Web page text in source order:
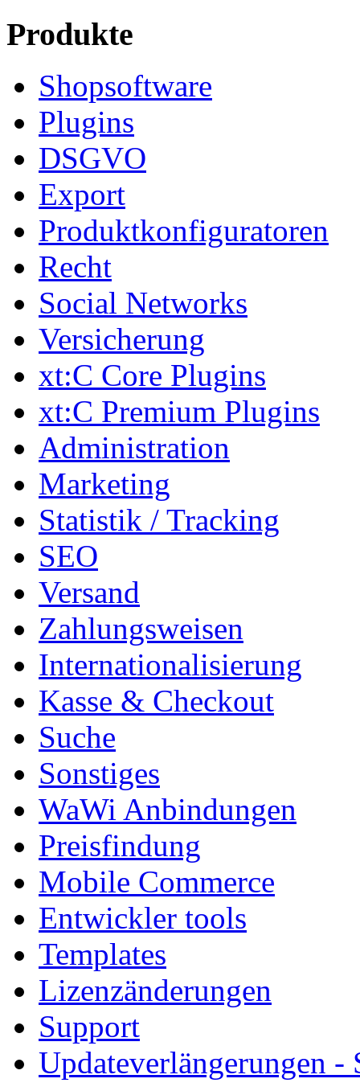
Produkte
Shopsoftware
Plugins
DSGVO
Export
Produktkonfiguratoren
Recht
Social Networks
Versicherung
xt:C Core Plugins
xt:C Premium Plugins
Administration
Marketing
Statistik / Tracking
SEO
Versand
Zahlungsweisen
Internationalisierung
Kasse & Checkout
Suche
Sonstiges
WaWi Anbindungen
Preisfindung
Mobile Commerce
Entwickler tools
Templates
Lizenzänderungen
Support
Updateverlängerungen -